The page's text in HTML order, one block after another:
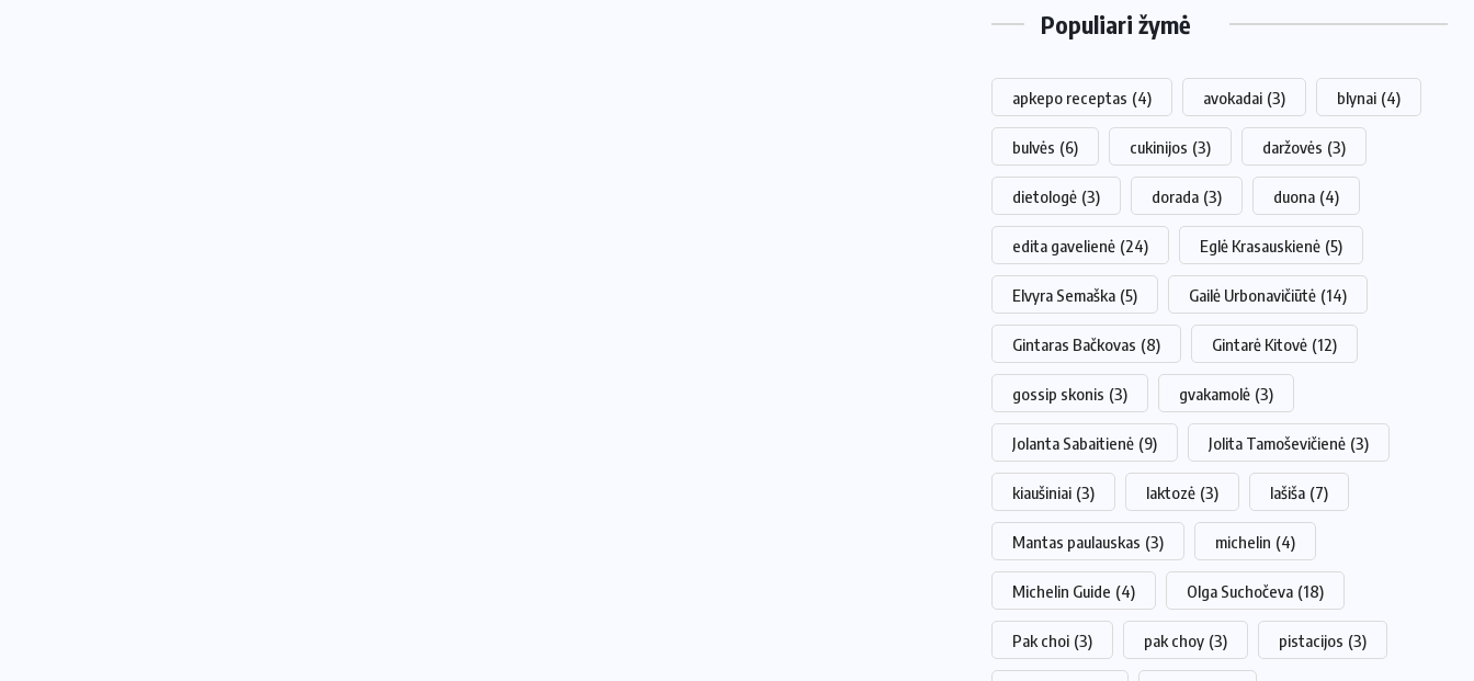
Populiari žymė
apkepo receptas (4) avokadai (3) blynai (4)
bulvės (6) cukinijos (3) daržovės (3)
dietologė (3) dorada (3) duona (4)
edita gavelienė (24) Eglė Krasauskienė (5)
Elvyra Semaška (5) Gailė Urbonavičiūtė (14)
Gintaras Bačkovas (8) Gintarė Kitovė (12)
gossip skonis (3) gvakamolė (3)
Jolanta Sabaitienė (9) Jolita Tamoševičienė (3)
kiaušiniai (3) laktozė (3) lašiša (7)
Mantas paulauskas (3) michelin (4)
Michelin Guide (4) Olga Suchočeva (18)
Pak choi (3) pak choy (3) pistacijos (3)